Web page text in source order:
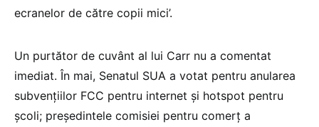
ecranelor de către copii mici’.
Un purtător de cuvânt al lui Carr nu a comentat
imediat. În mai, Senatul SUA a votat pentru anularea
subvenţiilor FCC pentru internet şi hotspot pentru
şcoli; preşedintele comisiei pentru comerţ a